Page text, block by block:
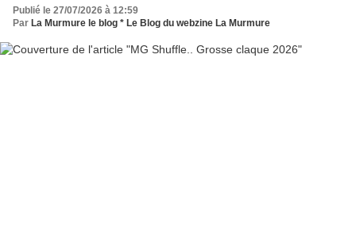
Publié le 27/07/2026 à 12:59
Par La Murmure le blog * Le Blog du webzine La Murmure